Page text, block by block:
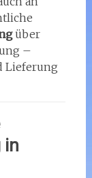
über
–
Lieferung
in